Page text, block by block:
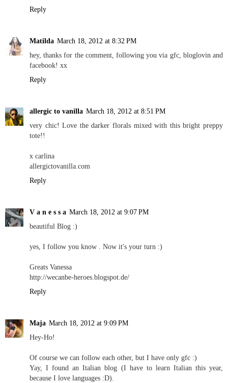
Reply
Matilda March 18, 2012 at 8:32 PM
hey, thanks for the comment, following you via gfc, bloglovin and
facebook! xx
Reply
allergic to vanilla March 18, 2012 at 8:51 PM
very chic! Love the darker florals mixed with this bright preppy
tote!!
x carlina
allergictovanilla.com
Reply
V a n e s s a March 18, 2012 at 9:07 PM
beautiful Blog :)
yes, I follow you know . Now it's your turn :)
Greats Vanessa
http://wecanbe-heroes.blogspot.de/
Reply
Maja March 18, 2012 at 9:09 PM
Hey-Ho!
Of course we can follow each other, but I have only gfc :)
Yay, I found an Italian blog (I have to learn Italian this year,
because I love languages :D).